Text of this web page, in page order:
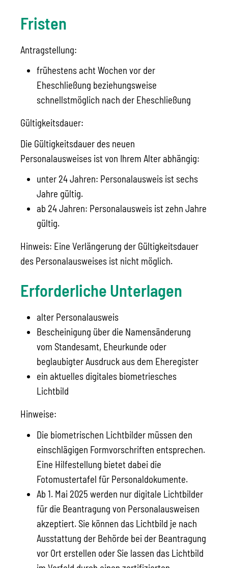
Fristen
Antragstellung:
frühestens acht Wochen vor der
Eheschließung beziehungsweise
schnellstmöglich nach der Eheschließung
Gültigkeitsdauer:
Die Gültigkeitsdauer des neuen
Personalausweises ist von Ihrem Alter abhängig:
unter 24 Jahren: Personalausweis ist sechs
Jahre gültig.
ab 24 Jahren: Personalausweis ist zehn Jahre
gültig.
Hinweis: Eine Verlängerung der Gültigkeitsdauer
des Personalausweises ist nicht möglich.
Erforderliche Unterlagen
alter Personalausweis
Bescheinigung über die Namensänderung
vom Standesamt, Eheurkunde oder
beglaubigter Ausdruck aus dem Eheregister
ein aktuelles digitales biometriesches
Lichtbild
Hinweise:
Die biometrischen Lichtbilder müssen den
einschlägigen Formvorschriften entsprechen.
Eine Hilfestellung bietet dabei die
Fotomustertafel für Personaldokumente.
Ab 1. Mai 2025 werden nur digitale Lichtbilder
für die Beantragung von Personalausweisen
akzeptiert. Sie können das Lichtbild je nach
Ausstattung der Behörde bei der Beantragung
vor Ort erstellen oder Sie lassen das Lichtbild